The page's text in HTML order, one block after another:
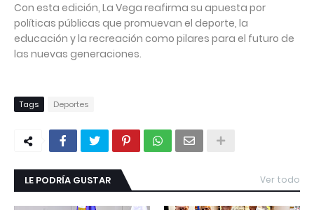
Con esta edición, La Vega reafirma su apuesta por
políticas públicas que promuevan el deporte, la
educación y la recreación como pilares para el futuro de
las nuevas generaciones.
Tags Deportes
LE PODRÍA GUSTAR Ver todo